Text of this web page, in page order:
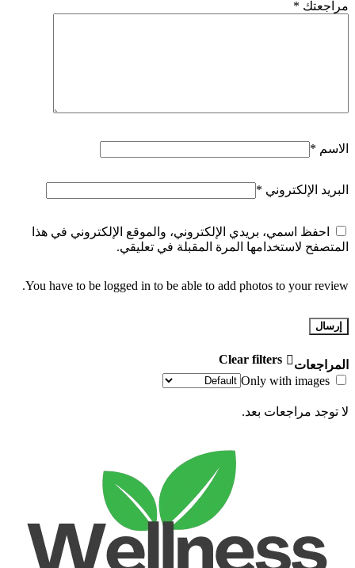
المراجعات
Clear filters
Only with images
لا توجد مراجعات بعد.
مراجعتك *
الاسم *
البريد الإلكتروني *
احفظ اسمي، بريدي الإلكتروني، والموقع الإلكتروني في هذا
المتصفح لاستخدامها المرة المقبلة في تعليقي.
You have to be logged in to be able to add photos to your review.